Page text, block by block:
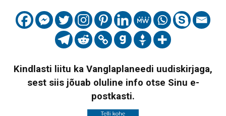
Kindlasti liitu ka Vanglaplaneedi uudiskirjaga,
sest siis jõuab oluline info otse Sinu e-
postkasti.